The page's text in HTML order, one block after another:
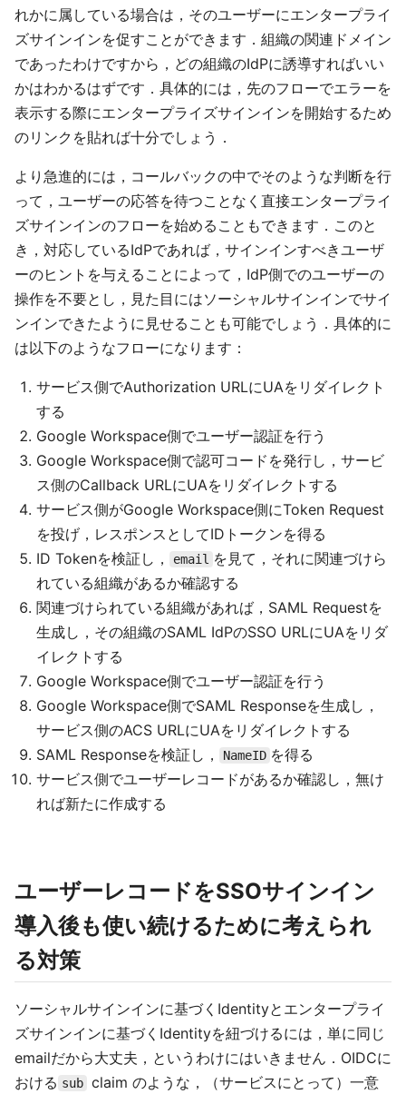
れかに属している場合は，そのユーザーにエンタープライ
ズサインインを促すことができます．組織の関連ドメイン
であったわけですから，どの組織のIdPに誘導すればいい
かはわかるはずです．具体的には，先のフローでエラーを
表示する際にエンタープライズサインインを開始するため
のリンクを貼れば十分でしょう．
より急進的には，コールバックの中でそのような判断を行
って，ユーザーの応答を待つことなく直接エンタープライ
ズサインインのフローを始めることもできます．このと
き，対応しているIdPであれば，サインインすべきユーザ
ーのヒントを与えることによって，IdP側でのユーザーの
操作を不要とし，見た目にはソーシャルサインインでサイ
ンインできたように見せることも可能でしょう．具体的に
は以下のようなフローになります：
サービス側でAuthorization URLにUAをリダイレクト
する
Google Workspace側でユーザー認証を行う
Google Workspace側で認可コードを発行し，サービ
ス側のCallback URLにUAをリダイレクトする
サービス側がGoogle Workspace側にToken Request
を投げ，レスポンスとしてIDトークンを得る
ID Tokenを検証し，
email を見て，それに関連づけら
れている組織があるか確認する
関連づけられている組織があれば，SAML Requestを
生成し，その組織のSAML IdPのSSO URLにUAをリダ
イレクトする
Google Workspace側でユーザー認証を行う
Google Workspace側でSAML Responseを生成し，
サービス側のACS URLにUAをリダイレクトする
SAML Responseを検証し，
NameID を得る
サービス側でユーザーレコードがあるか確認し，無け
れば新たに作成する
ユーザーレコードをSSOサインイン
導入後も使い続けるために考えられ
る対策
ソーシャルサインインに基づくIdentityとエンタープライ
ズサインインに基づくIdentityを紐づけるには，単に同じ
emailだから大丈夫，というわけにはいきません．OIDCに
おける sub claim のような，（サービスにとって）一意